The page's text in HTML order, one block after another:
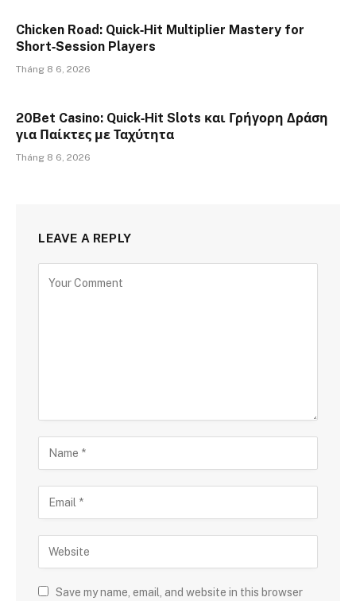
Chicken Road: Quick‑Hit Multiplier Mastery for
Short‑Session Players
Tháng 8 6, 2026
20Bet Casino: Quick‑Hit Slots και Γρήγορη Δράση
για Παίκτες με Ταχύτητα
Tháng 8 6, 2026
LEAVE A REPLY
Save my name, email, and website in this browser